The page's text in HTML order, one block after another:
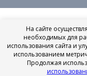
На сайте
необходимых для
использования сайта и
использованием
Продолжая